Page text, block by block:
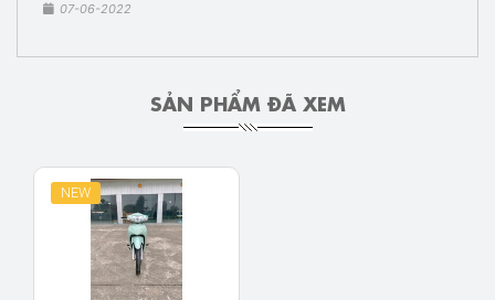
07-06-2022
SẢN PHẨM ĐÃ XEM
NEW